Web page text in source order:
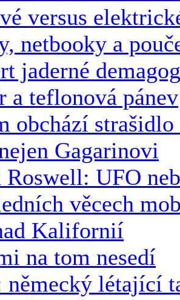
versus
netbooky a
jaderné
a teflonová pánev
obchází
Gagarinovi
Roswell: UFO
věcech
Kalifornií
na tom nesedí
německý létající